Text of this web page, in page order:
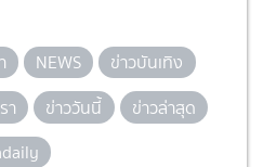
NEWS
ข่าวบันเทิง
า ข่าววันนี้
ข่าวล่าสุด